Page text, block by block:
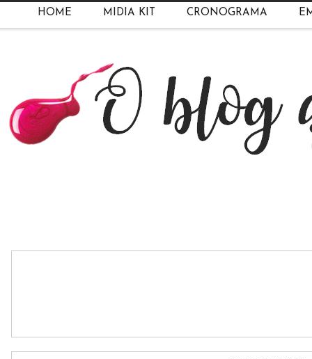
HOME MIDIA KIT CRONOGRAMA